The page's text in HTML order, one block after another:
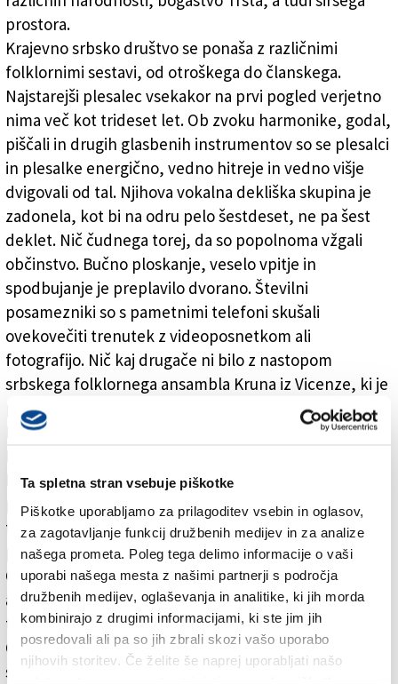
Ta spletna stran vsebuje piškotke
Piškotke uporabljamo za prilagoditev vsebin in oglasov,
za zagotavljanje funkcij družbenih medijev in za analize
našega prometa. Poleg tega delimo informacije o vaši
uporabi našega mesta z našimi partnerji s področja
družbenih medijev, oglaševanja in analitike, ki jih morda
kombinirajo z drugimi informacijami, ki ste jim jih
posredovali ali pa so jih zbrali skozi vašo uporabo
njihovih storitev. Če želite še naprej uporabljati našo
prostora.
Krajevno srbsko društvo se ponaša z različnimi
folklornimi sestavi, od otroškega do članskega.
Najstarejši plesalec vsekakor na prvi pogled verjetno
nima več kot trideset let. Ob zvoku harmonike, godal,
piščali in drugih glasbenih instrumentov so se plesalci
in plesalke energično, vedno hitreje in vedno višje
dvigovali od tal. Njihova vokalna dekliška skupina je
zadonela, kot bi na odru pelo šestdeset, ne pa šest
deklet. Nič čudnega torej, da so popolnoma vžgali
občinstvo. Bučno ploskanje, veselo vpitje in
spodbujanje je preplavilo dvorano. Številni
posamezniki so s pametnimi telefoni skušali
ovekovečiti trenutek z videoposnetkom ali
fotografijo. Nič kaj drugače ni bilo z nastopom
srbskega folklornega ansambla Kruna iz Vicenze, ki je
prikazal vrsto plesov z območja Leskovaca.
Kulturno društvo Lazarevica iz srbskega mesta
Kljub temu pa je bilo kmalu vsem jasno, kakšen
pomen pripisujejo angažiranemu obujanju ljudske
tradicije. Publiki so prikazali več plesov iz različnih
predelov Srbije, od Nišave do Pčinja.
Grško dušo Trsta je na odru prikazal folklorni
ansambel Orfeas. Prisotne so s prvinami svojih
tradicionalnih plesov popeljali v sončne pokrajine
Grčije. Pravo zanimivost predstavlja rusko-ukrajinsko
skupina Rodnik. Njihovo pisano mednarodno